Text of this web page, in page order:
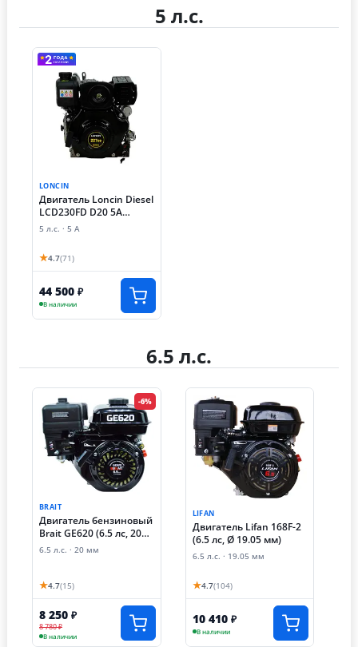
5 л.с.
LONCIN
Двигатель Loncin Diesel
LCD230FD D20 5А
(LCD170FD, катушка 5А)
5 л.с. · 5 А
★4.7(71)
44 500 ₽
В наличии
6.5 л.с.
-6%
BRAIT
Двигатель бензиновый
Brait GE620 (6.5 лс, 20
мм)
6.5 л.с. · 20 мм
★4.7(15)
8 250 ₽
8 780 ₽
В наличии
LIFAN
Двигатель Lifan 168F-2
(6.5 лс, Ø 19.05 мм)
6.5 л.с. · 19.05 мм
★4.7(104)
10 410 ₽
В наличии